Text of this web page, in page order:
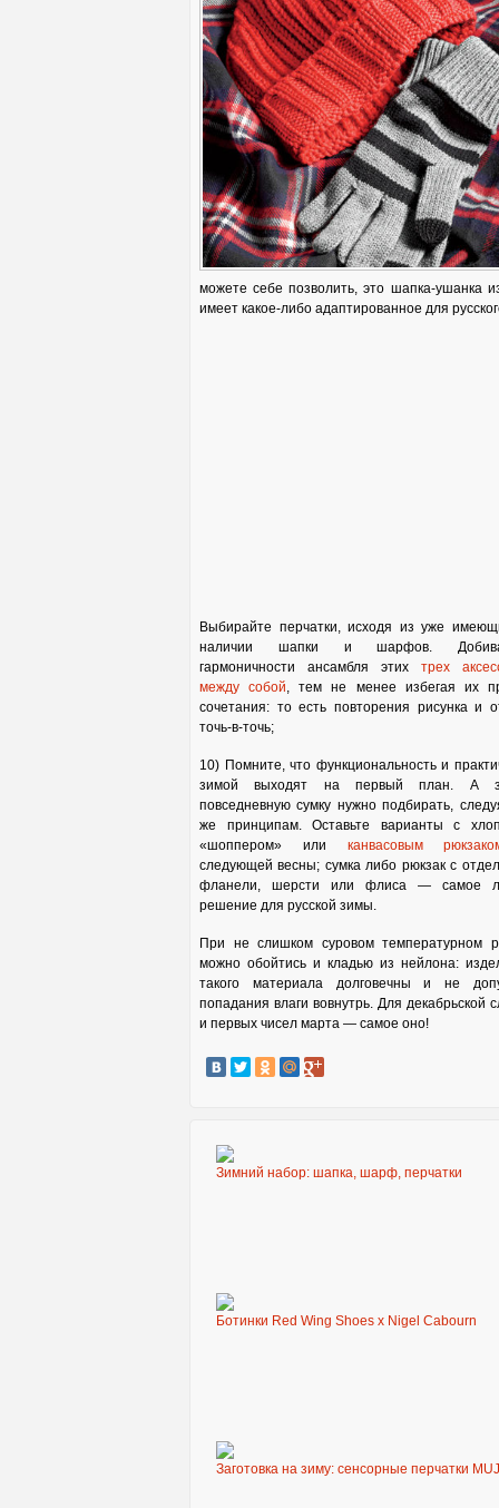
можете себе позволить, это шапка-ушанка
имеет какое-либо адаптированное для
Выбирайте перчатки, исходя из уже
наличии шапки и шарфов.
гармоничности ансамбля этих трех
между собой, тем не менее избегая их
сочетания: то есть повторения рисунка и
точь-в-точь;
10) Помните, что функциональность и
зимой выходят на первый план. А
повседневную сумку нужно подбирать,
же принципам. Оставьте варианты с
«шоппером» или канвасовым
следующей весны; сумка либо рюкзак с
фланели, шерсти или флиса — самое
решение для русской зимы.
При не слишком суровом температурном
можно обойтись и кладью из нейлона:
такого материала долговечны и не
попадания влаги вовнутрь. Для декабрьской
и первых чисел марта — самое оно!
Зимний набор: шапка, шарф, перчатки
Ботинки Red Wing Shoes x Nigel Cabourn
Заготовка на зиму: сенсорные перчатки